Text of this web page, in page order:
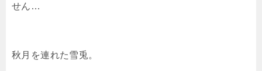
せん…
秋月を連れた雪兎。